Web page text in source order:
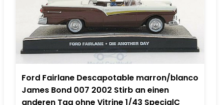
Ford Fairlane Descapotable marron/blanco
James Bond 007 2002 Stirb an einen
anderen Tag ohne Vitrine 1/43 SpecialC